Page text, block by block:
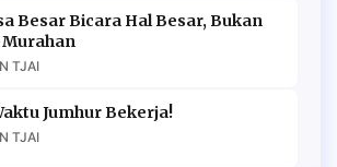
Besar Bicara Hal Besar, Bukan
Murahan
TJAI
Jumhur Bekerja!
TJAI